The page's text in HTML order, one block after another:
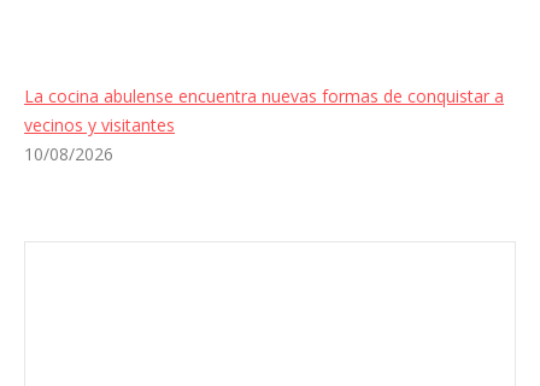
La cocina abulense encuentra nuevas formas de conquistar a
vecinos y visitantes
10/08/2026